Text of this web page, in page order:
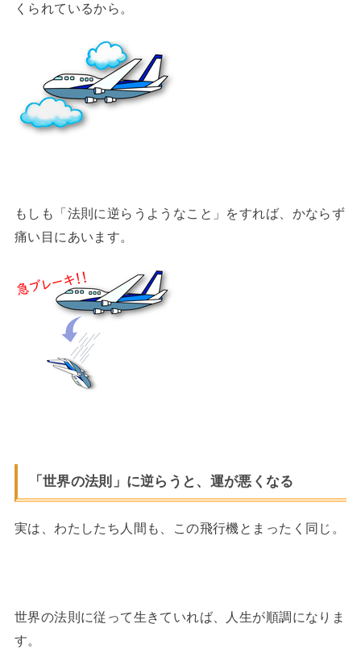
くられているから。
もしも「法則に逆らうようなこと」をすれば、かならず
痛い目にあいます。
「世界の法則」に逆らうと、運が悪くなる
実は、わたしたち人間も、この飛行機とまったく同じ。
世界の法則に従って生きていれば、人生が順調になりま
す。